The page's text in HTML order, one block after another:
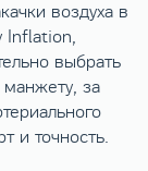
воздуха в
Inflation,
выбрать
манжету, за
и точность.